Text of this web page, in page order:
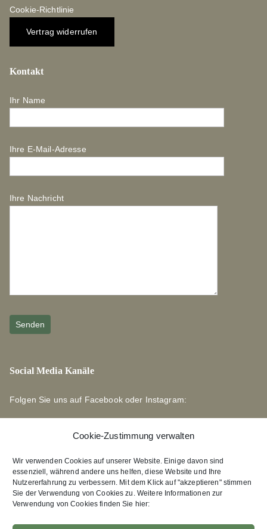
Cookie-Zustimmung verwalten
Wir verwenden Cookies auf unserer Website. Einige davon sind
essenziell, während andere uns helfen, diese Website und Ihre
Nutzererfahrung zu verbessern. Mit dem Klick auf "akzeptieren" stimmen
Sie der Verwendung von Cookies zu. Weitere Informationen zur
Verwendung von Cookies finden Sie hier:
Cookie-Richtlinie
Vertrag widerrufen
Kontakt
Ihr Name
Ihre E-Mail-Adresse
Ihre Nachricht
Social Media Kanäle
Folgen Sie uns auf Facebook oder Instagram:
Links zu unseren Partnerverlagen
Edition Bärenklau